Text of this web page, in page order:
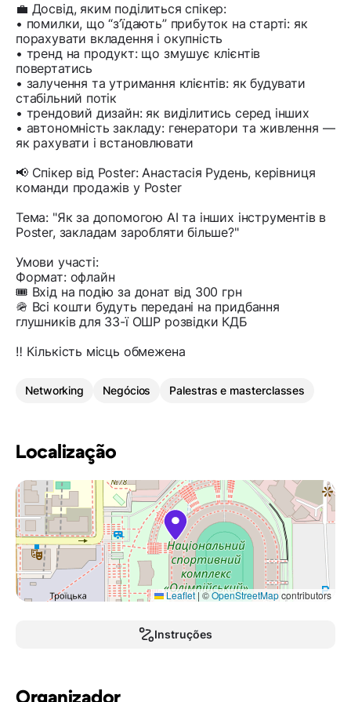
💼 Досвід, яким поділиться спікер:
• помилки, що “з’їдають” прибуток на старті: як
порахувати вкладення і окупність
• тренд на продукт: що змушує клієнтів
повертатись
• залучення та утримання клієнтів: як будувати
стабільний потік
• трендовий дизайн: як виділитись серед інших
• автономність закладу: генератори та живлення —
як рахувати і встановлювати
📢 Спікер від Poster: Анастасія Рудень, керівниця
команди продажів у Poster
Тема: "Як за допомогою AI та інших інструментів в
Poster, закладам заробляти більше?"
Умови участі:
Формат: офлайн
🎟️ Вхід на подію за донат від 300 грн
🪖 Всі кошти будуть передані на придбання
глушників для 33-ї ОШР розвідки КДБ
‼️ Кількість місць обмежена
Networking Negócios Palestras e masterclasses
Localização
Leaflet |©OpenStreetMapcontributors
Instruções